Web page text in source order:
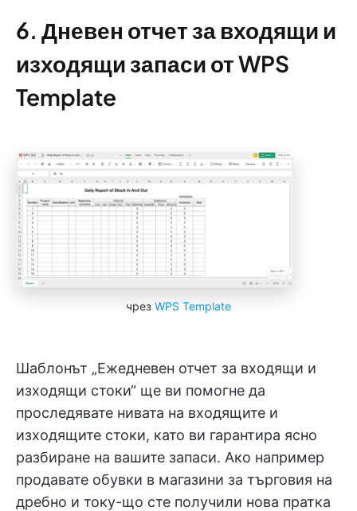
6. Дневен отчет за входящи и
изходящи запаси от WPS
Template
чрез WPS Template
Шаблонът „Ежедневен отчет за входящи и
изходящи стоки“ ще ви помогне да
проследявате нивата на входящите и
изходящите стоки, като ви гарантира ясно
разбиране на вашите запаси. Ако например
продавате обувки в магазини за търговия на
дребно и току-що сте получили нова пратка